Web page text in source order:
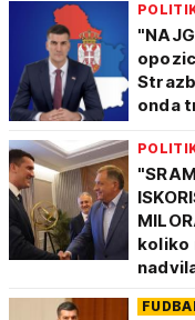
onda
koliko